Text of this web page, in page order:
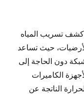
كشف تسريب المياه
حيث تساعد
دون الحاجة إلى
الكاميرات
الناتجة عن